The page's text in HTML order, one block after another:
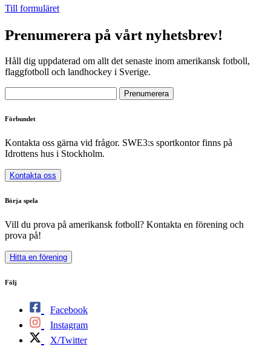
Till formuläret
Prenumerera på vårt nyhetsbrev!
Håll dig uppdaterad om allt det senaste inom amerikansk fotboll,
flaggfotboll och landhockey i Sverige.
Förbundet
Kontakta oss gärna vid frågor. SWE3:s sportkontor finns på
Idrottens hus i Stockholm.
Kontakta oss
Börja spela
Vill du prova på amerikansk fotboll? Kontakta en förening och
prova på!
Hitta en förening
Följ
Facebook
Instagram
X/Twitter